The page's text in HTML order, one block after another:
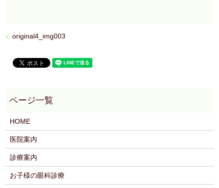
original4_img003
HOME
医院案内
診療案内
お子様の眼科診療